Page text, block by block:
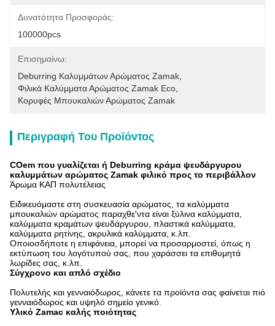
Δυνατότητα Προσφοράς:
100000pcs
Επισημαίνω:
Deburring Καλυμμάτων Αρώματος Zamak
Φιλικά Καλύμματα Αρώματος Zamak Eco
Κορυφές Μπουκαλιών Αρώματος Zamak
Περιγραφή Του Προϊόντος
COem που γυαλίζεται ή Deburring κράμα ψευδάργυρου
καλυμμάτων αρώματος Zamak φιλικό προς το περιβάλλον
Άρωμα ΚΑΠ πολυτέλειας
Ειδικευόμαστε στη συσκευασία αρώματος, τα καλύμματα
μπουκαλιών αρώματος παραχθε'ντα είναι ξύλινα καλύμματα,
καλύμματα κραμάτων ψευδάργυρου, πλαστικά καλύμματα,
καλύμματα ρητίνης, ακρυλικά καλύμματα, κ.λπ.
Οποιοσδήποτε η επιφάνεια, μπορεί να προσαρμοστεί, όπως η
εκτύπωση του λογότυπού σας, που χαράσσει τα επιθυμητά
λωρίδες σας, κ.λπ.
Σύγχρονο και απλό σχέδιο
Πολυτελής και γενναιόδωρος, κάνετε τα προϊόντα σας φαίνεται πιό
γενναιόδωρος και υψηλό σημείο γενικό.
Υλικό Zamac καλής ποιότητας